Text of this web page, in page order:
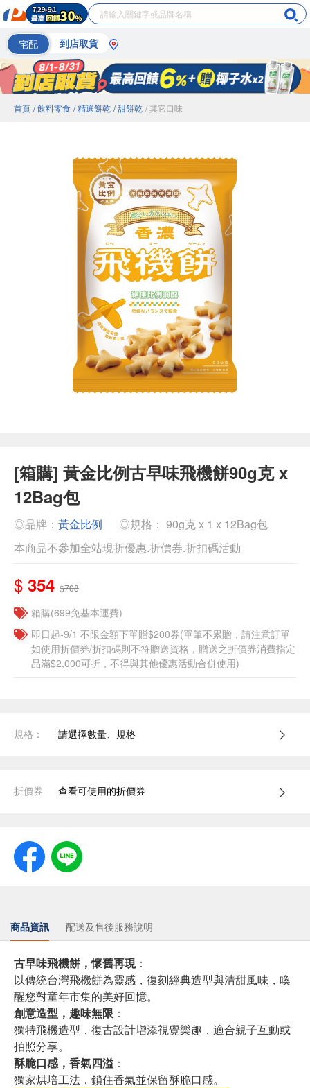
宅配 到店取貨
首頁 / 飲料零食 / 精選餅乾 / 甜餅乾 / 其它口味
[箱購] 黃金比例古早味飛機餅90g克 x
12Bag包
◎品牌： 黃金比例
◎規格： 90g克 x 1 x 12Bag包
本商品不參加全站現折優惠.折價券.折扣碼活動
$ 354 $708
箱購(699免基本運費)
即日起-9/1 不限金額下單贈$200券(單筆不累贈，請注意訂單
如使用折價券/折扣碼則不符贈送資格，贈送之折價券消費指定
品滿$2,000可折，不得與其他優惠活動合併使用)
規格： 請選擇數量、規格
折價券 查看可使用的折價券
商品資訊 配送及售後服務說明
古早味飛機餅，懷舊再現：
以傳統台灣飛機餅為靈感，復刻經典造型與清甜風味，喚
醒您對童年市集的美好回憶。
創意造型，趣味無限 ：
獨特飛機造型，復古設計增添視覺樂趣，適合親子互動或
拍照分享。
酥脆口感，香氣四溢 ：
獨家烘培工法，鎖住香氣並保留酥脆口感。